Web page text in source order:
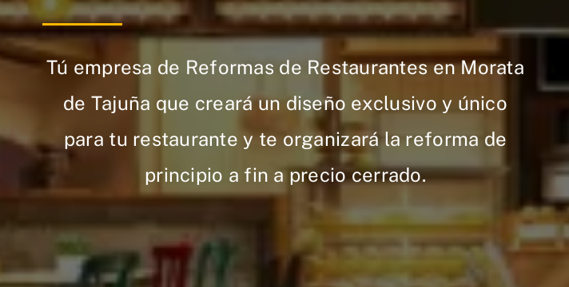
Tú empresa de Reformas de Restaurantes en Morata
de Tajuña que creará un diseño exclusivo y único
para tu restaurante y te organizará la reforma de
principio a fin a precio cerrado.